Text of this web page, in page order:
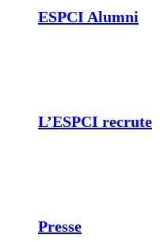
ESPCI Alumni
L’ESPCI recrute
Presse